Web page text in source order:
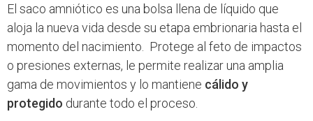
El saco amniótico es una bolsa llena de líquido que
aloja la nueva vida desde su etapa embrionaria hasta el
momento del nacimiento. Protege al feto de impactos
o presiones externas, le permite realizar una amplia
gama de movimientos y lo mantiene cálido y
protegido durante todo el proceso.